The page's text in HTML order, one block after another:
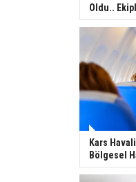
Oldu..
Kars
Bölgesel